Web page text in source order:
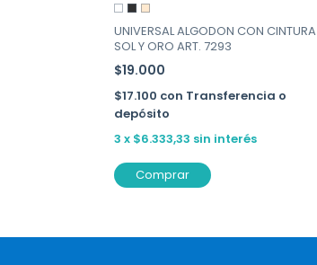
UNIVERSAL ALGODON CON CINTURA
SOL Y ORO ART. 7293
$19.000
$17.100 con Transferencia o
depósito
3 x $6.333,33 sin interés
Comprar